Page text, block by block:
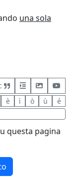
una sola
è ì ò ù é
questa pagina